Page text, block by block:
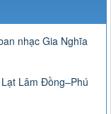
nhạc Gia Nghĩa
Lâm Đồng–Phú